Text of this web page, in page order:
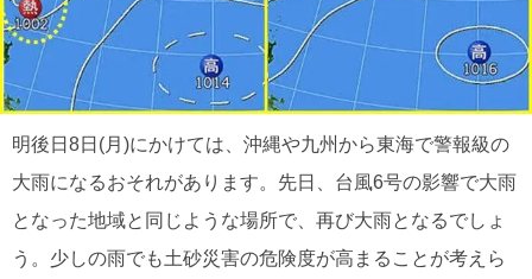
明後日8日(月)にかけては、沖縄や九州から東海で警報級の
大雨になるおそれがあります。先日、台風6号の影響で大雨
となった地域と同じような場所で、再び大雨となるでしょ
う。少しの雨でも土砂災害の危険度が高まることが考えら